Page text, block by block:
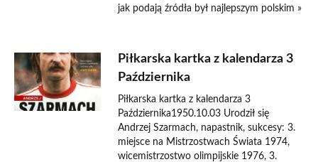
jak podają źródła był najlepszym polskim »
Piłkarska kartka z kalendarza 3
Października
Piłkarska kartka z kalendarza 3
Października1950.10.03 Urodził się
Andrzej Szarmach, napastnik, sukcesy: 3.
miejsce na Mistrzostwach Świata 1974,
wicemistrzostwo olimpijskie 1976, 3.